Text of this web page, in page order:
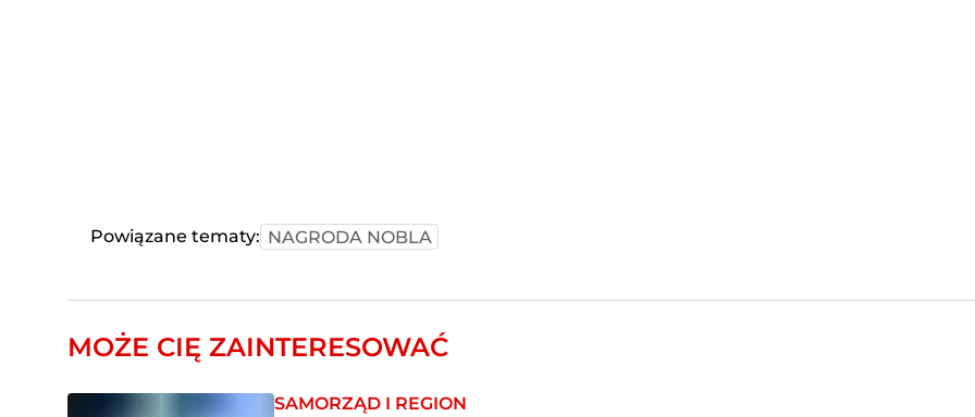
Powiązane tematy: NAGRODA NOBLA
MOŻE CIĘ ZAINTERESOWAĆ
SAMORZĄD I REGION